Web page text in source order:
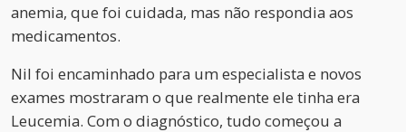
anemia, que foi cuidada, mas não respondia aos
medicamentos.
Nil foi encaminhado para um especialista e novos
exames mostraram o que realmente ele tinha era
Leucemia. Com o diagnóstico, tudo começou a